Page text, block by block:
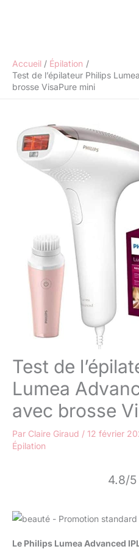
Accueil
Épilation
Test de l’épilateur Philips
brosse VisaPure mini
Test de
Lumea
avec brosse
Par Claire Giraud / 12 février
Épilation
4.8/
Le Philips Lumea Advanced